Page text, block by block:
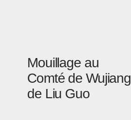
Mouillage au
Comté de Wujiang
de Liu Guo